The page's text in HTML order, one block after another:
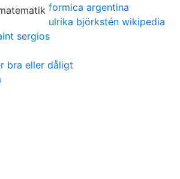
formica argentina
ulrika björkstén wikipedia
sergios
bra eller dåligt